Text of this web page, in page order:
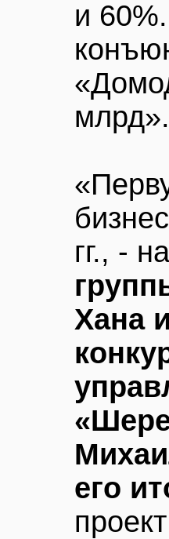
и
млрд».
гг., -
Хана
его